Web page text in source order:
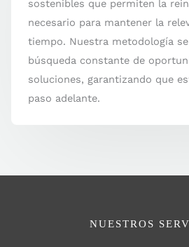
sostenibles que permiten la
necesario para mantener la
tiempo. Nuestra metodología
búsqueda constante de
soluciones, garantizando que
paso adelante.
NUESTROS